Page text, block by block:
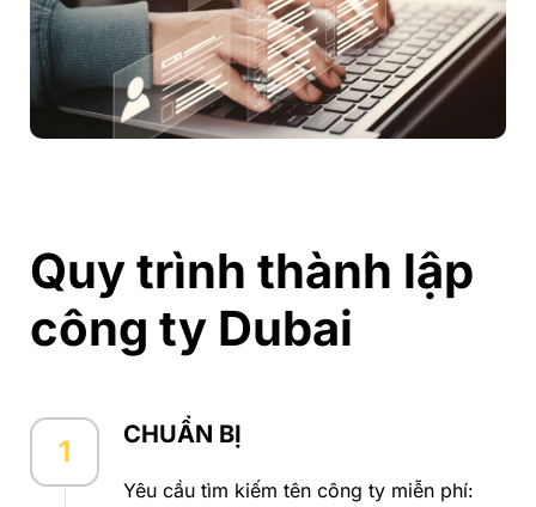
Quy trình thành lập
công ty Dubai
1 CHUẨN BỊ
Yêu cầu tìm kiếm tên công ty miễn phí: